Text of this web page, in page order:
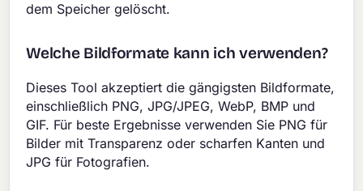
dem Speicher gelöscht.
Welche Bildformate kann ich verwenden?
Dieses Tool akzeptiert die gängigsten Bildformate,
einschließlich PNG, JPG/JPEG, WebP, BMP und
GIF. Für beste Ergebnisse verwenden Sie PNG für
Bilder mit Transparenz oder scharfen Kanten und
JPG für Fotografien.